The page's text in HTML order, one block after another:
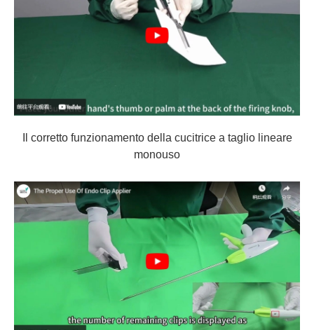
Il corretto funzionamento della cucitrice a taglio lineare
monouso